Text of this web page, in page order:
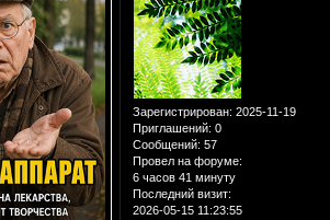
Зарегистрирован: 2025-11-19
Приглашений: 0
Сообщений: 57
Провел на форуме:
6 часов 41 минуту
Последний визит:
2026-05-15 11:23:55